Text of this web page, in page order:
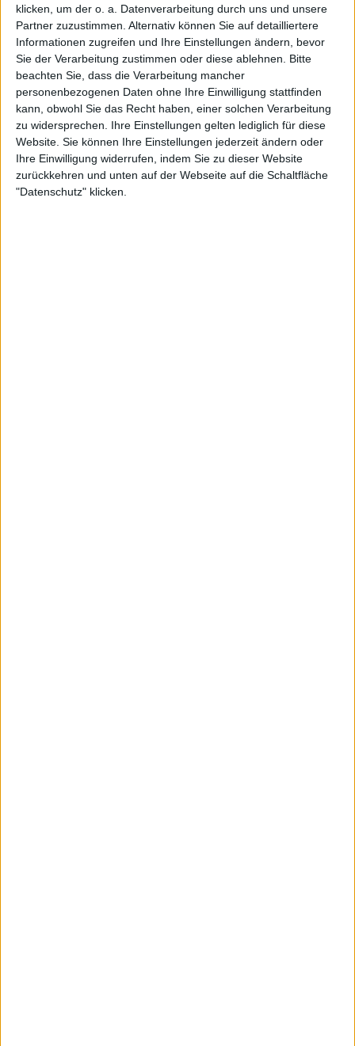
klicken, um der o. a. Datenverarbeitung durch uns und unsere
Partner zuzustimmen. Alternativ können Sie auf detailliertere
Informationen zugreifen und Ihre Einstellungen ändern, bevor
Sie der Verarbeitung zustimmen oder diese ablehnen. Bitte
beachten Sie, dass die Verarbeitung mancher
personenbezogenen Daten ohne Ihre Einwilligung stattfinden
kann, obwohl Sie das Recht haben, einer solchen Verarbeitung
zu widersprechen. Ihre Einstellungen gelten lediglich für diese
Website. Sie können Ihre Einstellungen jederzeit ändern oder
Ihre Einwilligung widerrufen, indem Sie zu dieser Website
zurückkehren und unten auf der Webseite auf die Schaltfläche
"Datenschutz" klicken.
Aktuell